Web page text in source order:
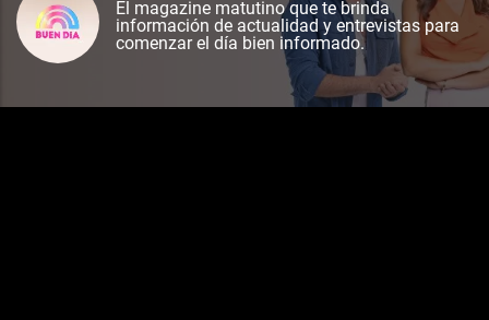
El magazine matutino que te brinda
información de actualidad y entrevistas para
comenzar el día bien informado.